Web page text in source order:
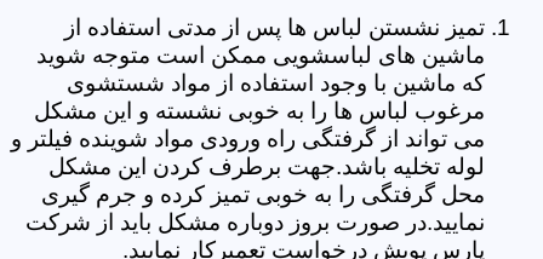
تمیز نشستن لباس ها پس از مدتی استفاده از
ماشین های لباسشویی ممکن است متوجه شوید
که ماشین با وجود استفاده از مواد شستشوی
مرغوب لباس ها را به خوبی نشسته و این مشکل
می تواند از گرفتگی راه ورودی مواد شوینده فیلتر و
لوله تخلیه باشد.جهت برطرف کردن این مشکل
محل گرفتگی را به خوبی تمیز کرده و جرم گیری
نمایید.در صورت بروز دوباره مشکل باید از شرکت
پارس پویش درخواست تعمیرکار نمایید.